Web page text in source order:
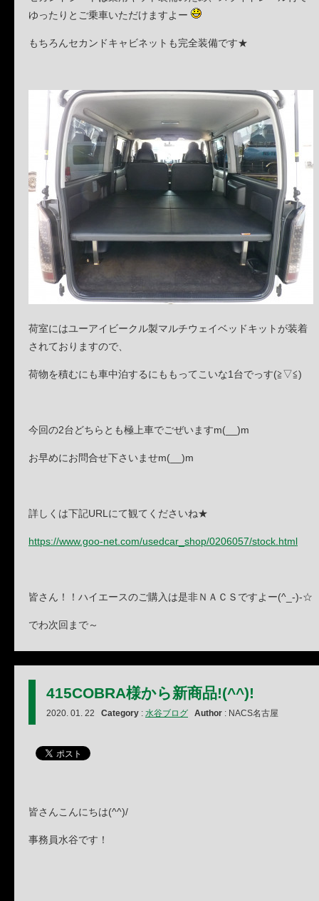
ゆったりとご乗車いただけますよー
もちろんセカンドキャビネットも完全装備です★
荷室にはユーアイビークル製マルチウェイベッドキットが装着
されておりますので、
荷物を積むにも車中泊するにももってこいな1台でっす(≧▽≦)
今回の2台どちらとも極上車でごぜいますm(__)m
お早めにお問合せ下さいませm(__)m
詳しくは下記URLにて観てくださいね★
https://www.goo-net.com/usedcar_shop/0206057/stock.html
皆さん！！ハイエースのご購入は是非ＮＡＣＳですよー(^_-)-☆
でわ次回まで～
415COBRA様から新商品!(^^)!
2020. 01. 22 Category : 水谷ブログ Author : NACS名古屋
皆さんこんにちは(^^)/
事務員水谷です！